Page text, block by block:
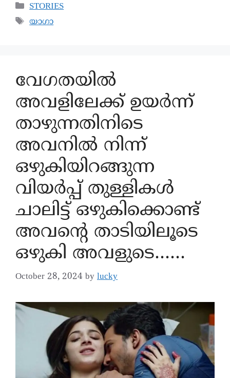
STORIES
യാഗാ
വേഗതയിൽ
അവളിലേക്ക് ഉയർന്ന്
താഴുന്നതിനിടെ
അവനിൽ നിന്ന്
ഒഴുകിയിറങ്ങുന്ന
വിയർപ്പ് തുള്ളികൾ
ചാലിട്ട് ഒഴുകിക്കൊണ്ട്
അവന്റെ താടിയിലൂടെ
ഒഴുകി അവളുടെ……
October 28, 2024 by lucky